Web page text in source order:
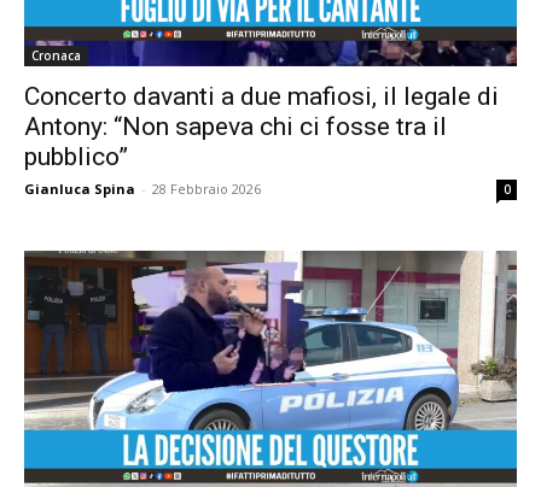
Cronaca
Concerto davanti a due mafiosi, il legale di
Antony: “Non sapeva chi ci fosse tra il
pubblico”
Gianluca Spina - 28 Febbraio 2026 0